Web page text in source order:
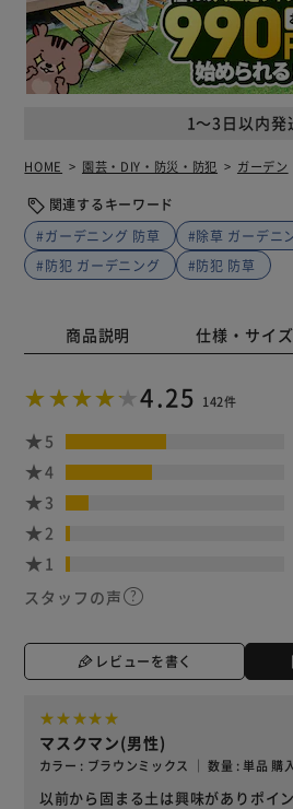
1～3日以内発
HOME 園芸・DIY・防災・防犯 ガーデン
関連するキーワード
#ガーデニング 防草
#除草 ガーデニ
#防犯 ガーデニング
#防犯 防草
商品説明 仕様・サイズ
4.25 142件
5
4
3
2
1
スタッフの声
レビューを書く
マスクマン(男性)
カラー : ブラウンミックス ｜ 数量 : 単品 購入
以前から固まる土は興味がありポイ